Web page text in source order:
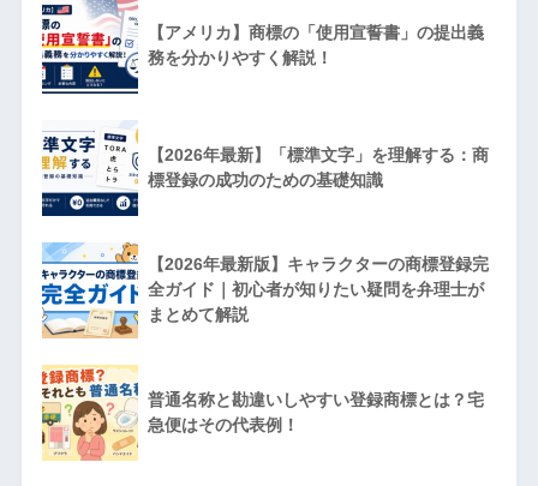
【アメリカ】商標の「使用宣誓書」の提出義
務を分かりやすく解説！
【2026年最新】「標準文字」を理解する：商
標登録の成功のための基礎知識
【2026年最新版】キャラクターの商標登録完
全ガイド｜初心者が知りたい疑問を弁理士が
まとめて解説
普通名称と勘違いしやすい登録商標とは？宅
急便はその代表例！